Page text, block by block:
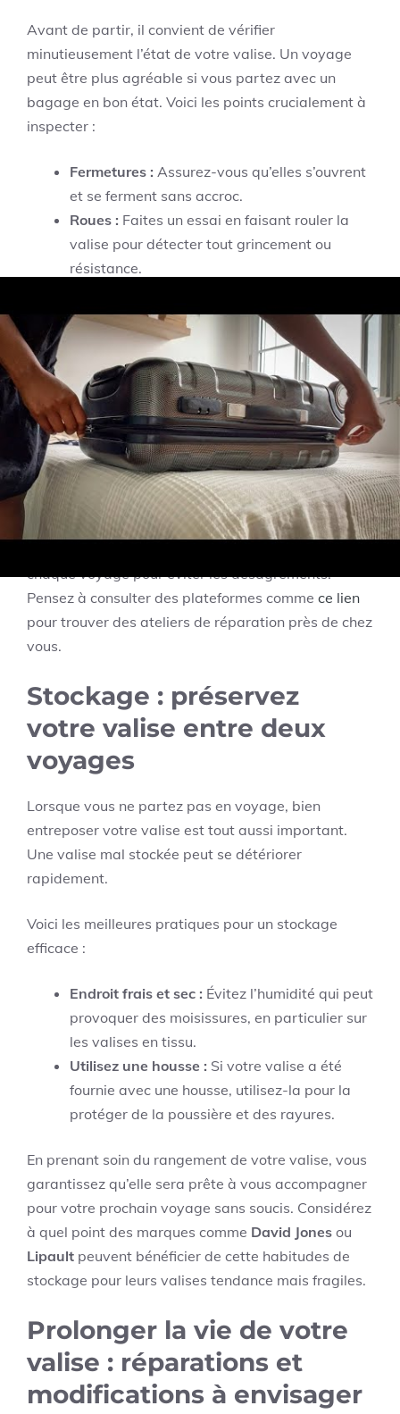
Avant de partir, il convient de vérifier
minutieusement l’état de votre valise. Un voyage
peut être plus agréable si vous partez avec un
bagage en bon état. Voici les points crucialement à
inspecter :
Fermetures : Assurez-vous qu’elles s’ouvrent
et se ferment sans accroc.
Roues : Faites un essai en faisant rouler la
valise pour détecter tout grincement ou
résistance.
Pour s’organiser efficacement, vous pouvez établir
une check-list. Voici un exemple que vous pourriez
utiliser :
Élément à vérifier Statut
Fermetures éclairs Fonctionne / Bloqué
Roues Sans bruit / Bruyante
chaque voyage pour éviter les désagréments.
Pensez à consulter des plateformes comme ce lien
pour trouver des ateliers de réparation près de chez
vous.
Stockage : préservez
votre valise entre deux
voyages
Lorsque vous ne partez pas en voyage, bien
entreposer votre valise est tout aussi important.
Une valise mal stockée peut se détériorer
rapidement.
Voici les meilleures pratiques pour un stockage
efficace :
Endroit frais et sec : Évitez l’humidité qui peut
provoquer des moisissures, en particulier sur
les valises en tissu.
Utilisez une housse : Si votre valise a été
fournie avec une housse, utilisez-la pour la
protéger de la poussière et des rayures.
En prenant soin du rangement de votre valise, vous
garantissez qu’elle sera prête à vous accompagner
pour votre prochain voyage sans soucis. Considérez
à quel point des marques comme David Jones ou
Lipault peuvent bénéficier de cette habitudes de
stockage pour leurs valises tendance mais fragiles.
Prolonger la vie de votre
valise : réparations et
modifications à envisager